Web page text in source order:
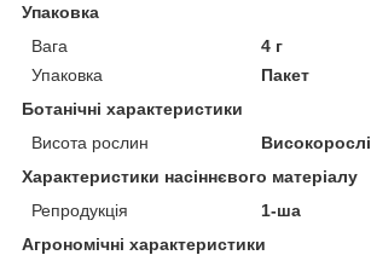
Упаковка
Вага
4 г
Упаковка
Пакет
Ботанічні характеристики
Висота рослин
Високорослі
Характеристики насіннєвого матеріалу
Репродукція
1-ша
Агрономічні характеристики